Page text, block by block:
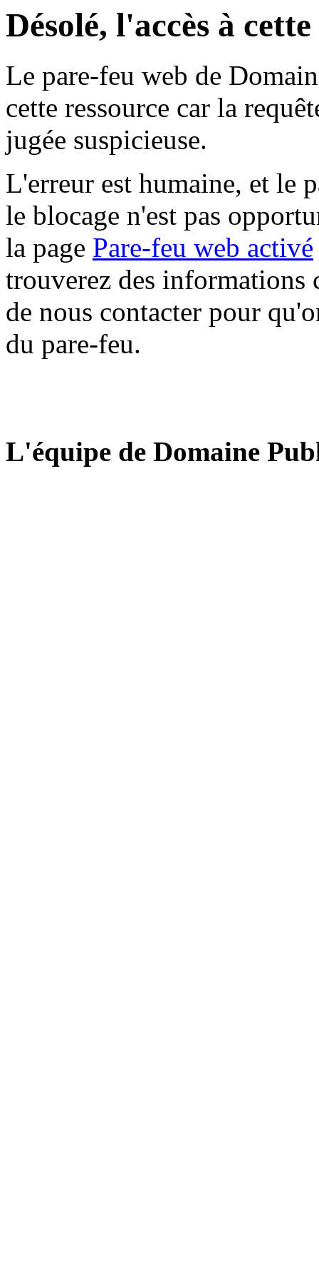
Désolé, l'accès à
Le pare-feu web de
cette ressource car la
jugée suspicieuse.
L'erreur est humaine, et le
le blocage n'est pas
la page Pare-feu web activé
trouverez des informations
de nous contacter pour
du pare-feu.
L'équipe de Domaine